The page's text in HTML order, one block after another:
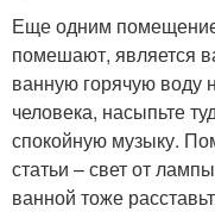
Еще одним
помешают, является
ванную горячую воду
человека, насыпьте
спокойную музыку.
статьи – свет от
ванной тоже